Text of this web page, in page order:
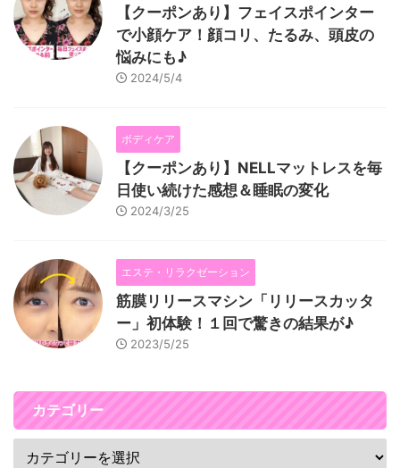
【クーポンあり】フェイスポインター
で小顔ケア！顔コリ、たるみ、頭皮の
悩みにも♪
2024/5/4
ボディケア
【クーポンあり】NELLマットレスを毎
日使い続けた感想＆睡眠の変化
2024/3/25
エステ・リラクゼーション
筋膜リリースマシン「リリースカッタ
ー」初体験！１回で驚きの結果が♪
2023/5/25
カテゴリー